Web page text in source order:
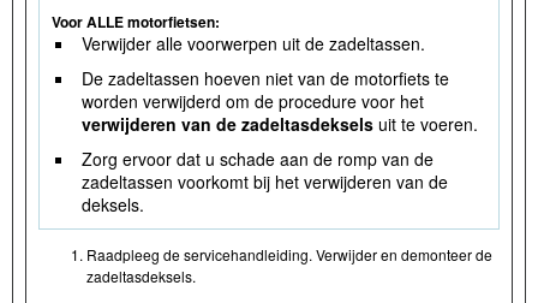
Voor ALLE motorfietsen:
Verwijder alle voorwerpen uit de zadeltassen.
De zadeltassen hoeven niet van de motorfiets te
worden verwijderd om de procedure voor het
verwijderen van de zadeltasdeksels uit te voeren.
Zorg ervoor dat u schade aan de romp van de
zadeltassen voorkomt bij het verwijderen van de
deksels.
Raadpleeg de servicehandleiding. Verwijder en demonteer de
zadeltasdeksels.